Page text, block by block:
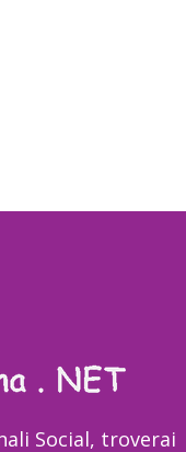
Social, troverai